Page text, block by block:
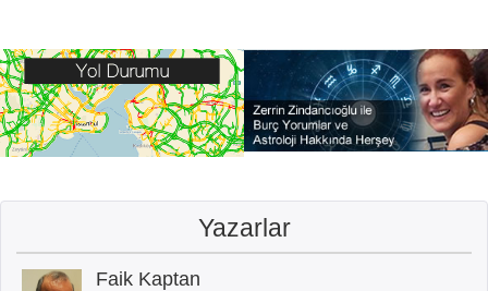
Yazarlar
Faik Kaptan